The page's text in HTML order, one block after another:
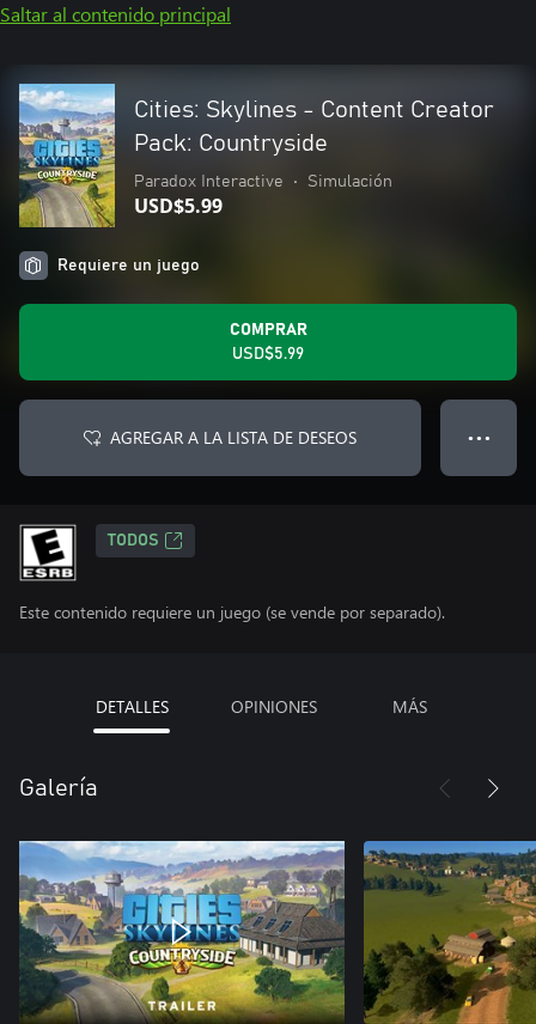
Saltar al contenido principal
Cities: Skylines - Content Creator
Pack: Countryside
Paradox Interactive • Simulación
USD$5.99
Requiere un juego
COMPRAR
USD$5.99
AGREGAR A LA LISTA DE DESEOS ● ● ●
TODOS
Este contenido requiere un juego (se vende por separado).
DETALLES OPINIONES MÁS
Galería